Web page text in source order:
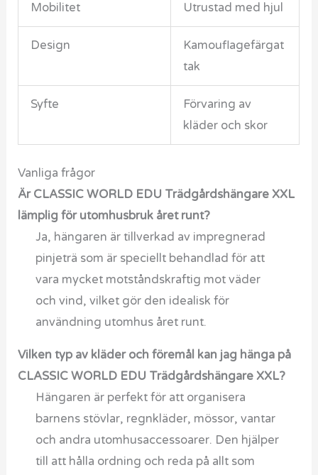
Mobilitet Utrustad med hjul
Design
Kamouflagefärgat
tak
Syfte
Förvaring av
kläder och skor
Vanliga frågor
Är CLASSIC WORLD EDU Trädgårdshängare XXL
lämplig för utomhusbruk året runt?
Ja, hängaren är tillverkad av impregnerad
pinjeträ som är speciellt behandlad för att
vara mycket motståndskraftig mot väder
och vind, vilket gör den idealisk för
användning utomhus året runt.
Vilken typ av kläder och föremål kan jag hänga på
CLASSIC WORLD EDU Trädgårdshängare XXL?
Hängaren är perfekt för att organisera
barnens stövlar, regnkläder, mössor, vantar
och andra utomhusaccessoarer. Den hjälper
till att hålla ordning och reda på allt som